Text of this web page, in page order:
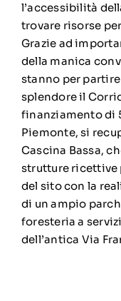
l’accessibilità
trovare risorse
Grazie ad
della manica
stanno per
splendore il
finanziamento di
Piemonte, si
Cascina Bassa,
strutture ricettive
del sito con la
di un ampio
foresteria a
dell’antica Via